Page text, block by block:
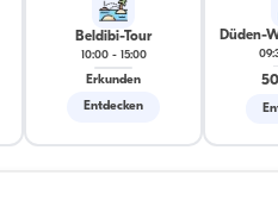
Beldibi-Tour
10:00- 15:00
Erkunden
Entdecken
Düden-